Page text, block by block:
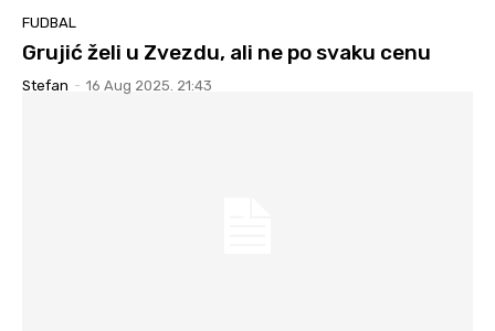
FUDBAL
Grujić želi u Zvezdu, ali ne po svaku cenu
Stefan - 16 Aug 2025. 21:43